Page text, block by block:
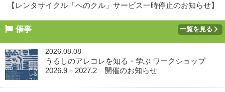
【レンタサイクル「へのクル」サービス一時停止のお知らせ】
催事 一覧を見る
2026.08.08
うるしのアレコレを知る・学ぶ ワークショップ
2026.9－2027.2 開催のお知らせ